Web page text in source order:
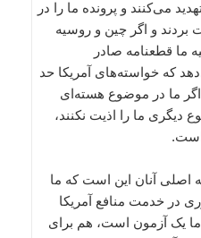
می‌کنند و پرونده ما را در
و اگر چین و روسیه
ما قطعنامه صادر
که خواسته‌های آمریکا حد
اگر ما در موضوع هسته‌ای
دیگری ما را اذیت نکنند،
است.
اصلی آنان این است که ما
در خدمت منافع آمریکا
یک آزمون است، هم برای